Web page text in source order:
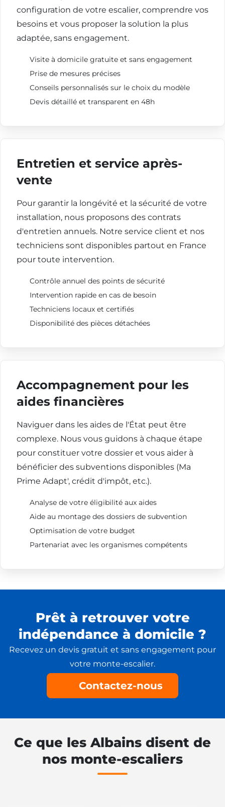
configuration de votre escalier, comprendre vos
besoins et vous proposer la solution la plus
adaptée, sans engagement.
Visite à domicile gratuite et sans engagement
Prise de mesures précises
Conseils personnalisés sur le choix du modèle
Devis détaillé et transparent en 48h
Entretien et service après-
vente
Pour garantir la longévité et la sécurité de votre
installation, nous proposons des contrats
d'entretien annuels. Notre service client et nos
techniciens sont disponibles partout en France
pour toute intervention.
Contrôle annuel des points de sécurité
Intervention rapide en cas de besoin
Techniciens locaux et certifiés
Disponibilité des pièces détachées
Accompagnement pour les
aides financières
Naviguer dans les aides de l'État peut être
complexe. Nous vous guidons à chaque étape
pour constituer votre dossier et vous aider à
bénéficier des subventions disponibles (Ma
Prime Adapt', crédit d'impôt, etc.).
Analyse de votre éligibilité aux aides
Aide au montage des dossiers de subvention
Optimisation de votre budget
Partenariat avec les organismes compétents
Prêt à retrouver votre
indépendance à domicile ?
Recevez un devis gratuit et sans engagement pour
votre monte-escalier.
Contactez-nous
Ce que les Albains disent de
nos monte-escaliers